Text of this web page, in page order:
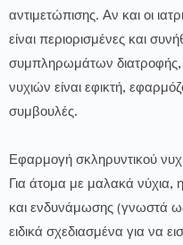
αντιμετώπισης. Αν και οι
είναι περιορισμένες και
συμπληρωμάτων διατροφής,
νυχιών είναι εφικτή,
συμβουλές.
Εφαρμογή σκληρυντικού
Για άτομα με μαλακά
και ενδυνάμωσης (γνωστά
ειδικά σχεδιασμένα για να